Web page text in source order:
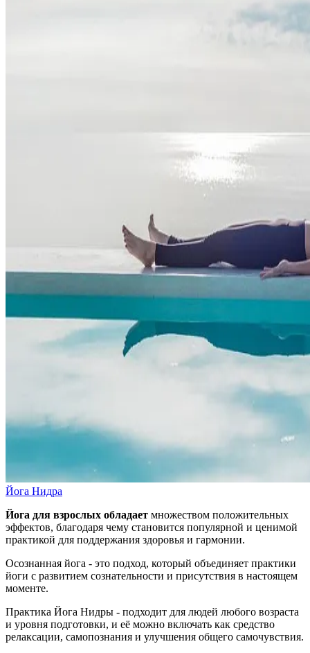
Йога Нидра
Йога для взрослых обладает множеством положительных
эффектов, благодаря чему становится популярной и ценимой
практикой для поддержания здоровья и гармонии.
Осознанная йога - это подход, который объединяет практики
йоги с развитием сознательности и присутствия в настоящем
моменте.
Практика Йога Нидры - подходит для людей любого возраста
и уровня подготовки, и её можно включать как средство
релаксации, самопознания и улучшения общего самочувствия.